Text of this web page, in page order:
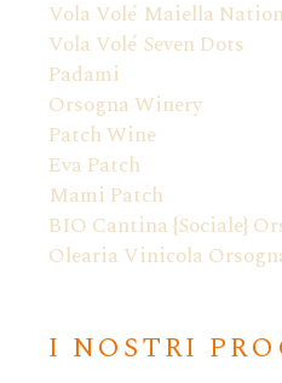
Vola Volé Maiella
Vola Volé Seven Dots
Padami
Orsogna Winery
Patch Wine
Eva Patch
Mami Patch
BIO Cantina {Sociale}
Olearia Vinicola
I NOSTRI